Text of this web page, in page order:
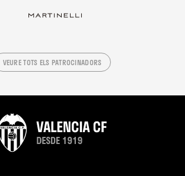
VEURE TOTS ELS PATROCINADORS